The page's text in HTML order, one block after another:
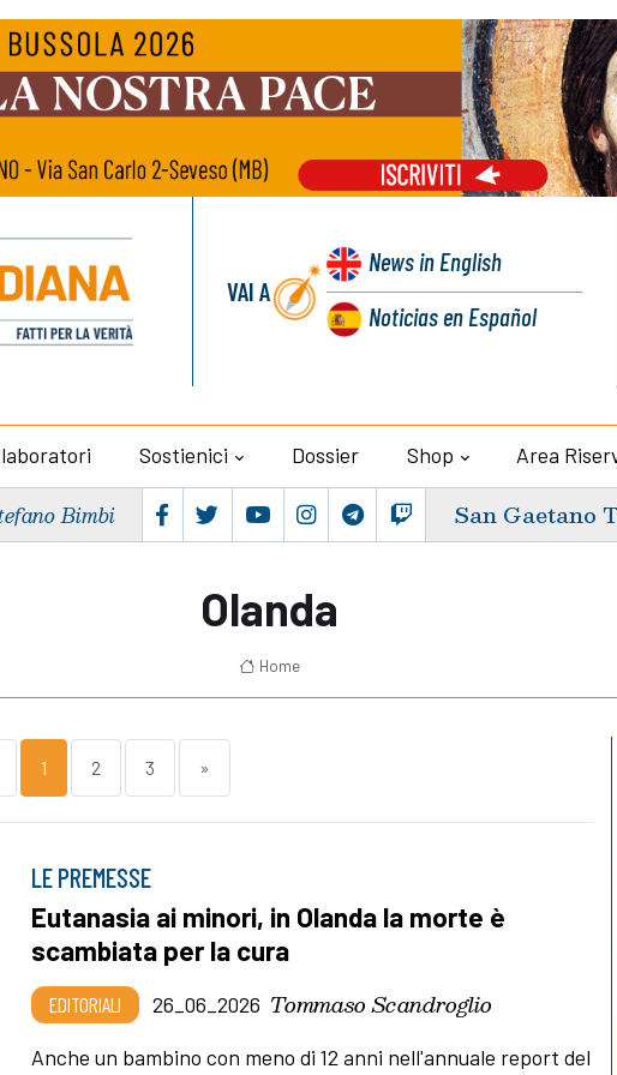
VAI A
Newsin English
Noticiasen Español
Sostienici Dossier Shop Area
Bimbi San Gaetano
Olanda
Home
1 2 3 »
LE PREMESSE
Eutanasia ai minori, in Olanda la morte è
scambiata per la cura
EDITORIALI 26_06_2026 Tommaso Scandroglio
Anche un bambino con meno di 12 anni nell'annuale report del